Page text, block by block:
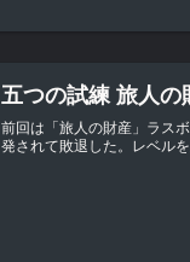
五つの試練 旅人
前回は「旅人の財産」ラス
発されて敗退した。レベル